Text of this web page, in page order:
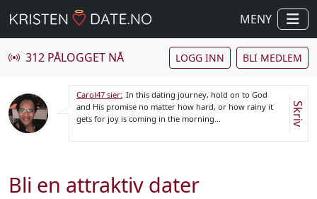
MENY
312 PÅLOGGET NÅ LOGG INN BLI MEDLEM
Carol47 sier: In this dating journey, hold on to God
and His promise no matter how hard, or how rainy it
gets for joy is coming in the morning...
Skriv
Bli en attraktiv dater